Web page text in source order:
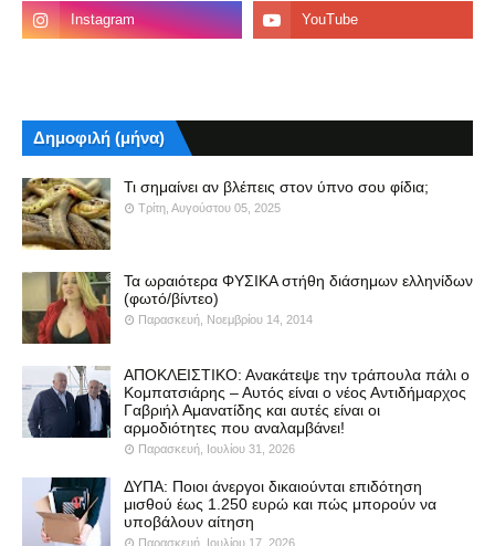
Δημοφιλή (μήνα)
Τι σημαίνει αν βλέπεις στον ύπνο σου φίδια;
Τρίτη, Αυγούστου 05, 2025
Τα ωραιότερα ΦΥΣΙΚΑ στήθη διάσημων ελληνίδων
(φωτό/βίντεο)
Παρασκευή, Νοεμβρίου 14, 2014
ΑΠΟΚΛΕΙΣΤΙΚΟ: Ανακάτεψε την τράπουλα πάλι ο
Κομπατσιάρης – Αυτός είναι ο νέος Αντιδήμαρχος
Γαβριήλ Αμανατίδης και αυτές είναι οι
αρμοδιότητες που αναλαμβάνει!
Παρασκευή, Ιουλίου 31, 2026
ΔΥΠΑ: Ποιοι άνεργοι δικαιούνται επιδότηση
μισθού έως 1.250 ευρώ και πώς μπορούν να
υποβάλουν αίτηση
Παρασκευή, Ιουλίου 17, 2026